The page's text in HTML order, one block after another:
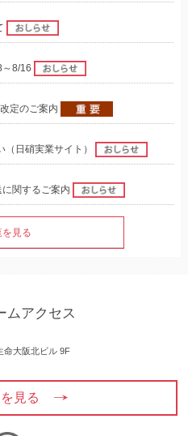
～8/16
定のご案内
日硝実業サイト）
に関するご案内
を見る
ムアクセス
命大阪北ビル 9F
見る